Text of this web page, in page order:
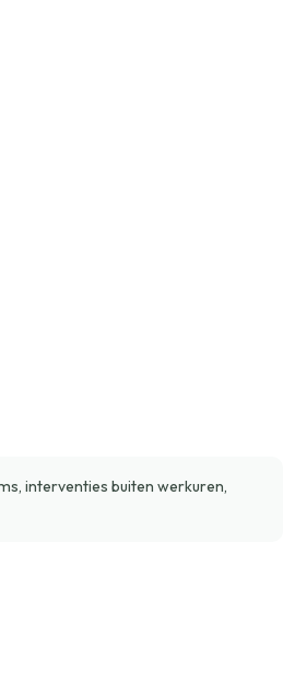
interventies buiten werkuren,